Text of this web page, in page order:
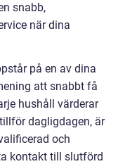
snabb,
när dina
på en av dina
att snabbt få
hushåll värderar
dagligdagen, är
och
kontakt till slutförd